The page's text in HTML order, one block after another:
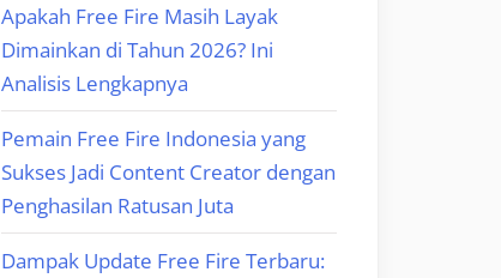
Apakah Free Fire Masih Layak
Dimainkan di Tahun 2026? Ini
Analisis Lengkapnya
Pemain Free Fire Indonesia yang
Sukses Jadi Content Creator dengan
Penghasilan Ratusan Juta
Dampak Update Free Fire Terbaru: